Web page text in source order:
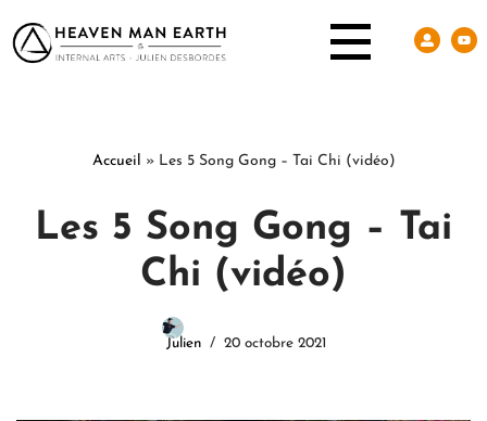
Accueil » Les 5 Song Gong – Tai Chi (vidéo)
Les 5 Song Gong – Tai
Chi (vidéo)
Julien 20 octobre 2021